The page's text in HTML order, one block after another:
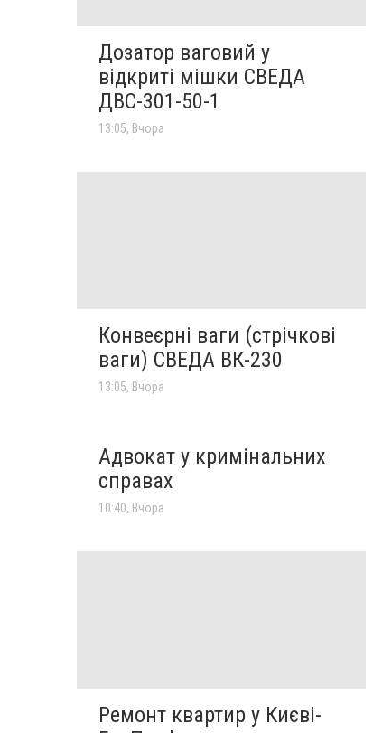
Дозатор ваговий у
відкриті мішки СВЕДА
ДВС-301-50-1
13:05, Вчора
Конвеєрні ваги (стрічкові
ваги) СВЕДА ВК-230
13:05, Вчора
Адвокат у кримінальних
справах
10:40, Вчора
Ремонт квартир у Києві-